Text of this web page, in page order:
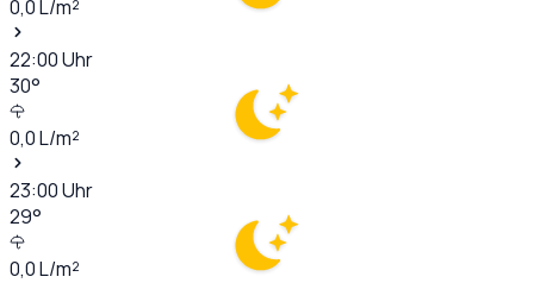
0,0L/m²
22:00Uhr
30°
0,0L/m²
23:00Uhr
29°
0,0L/m²